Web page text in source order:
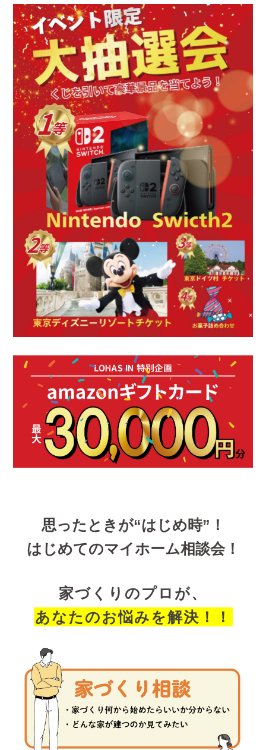
思ったときが“はじめ時”！
はじめてのマイホーム相談会！
家づくりのプロが、
あなたのお悩みを解決！！